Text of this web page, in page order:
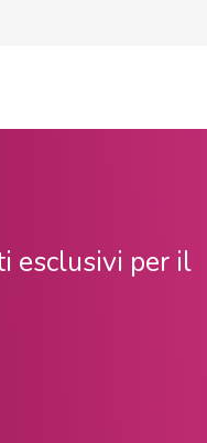
esclusivi per il